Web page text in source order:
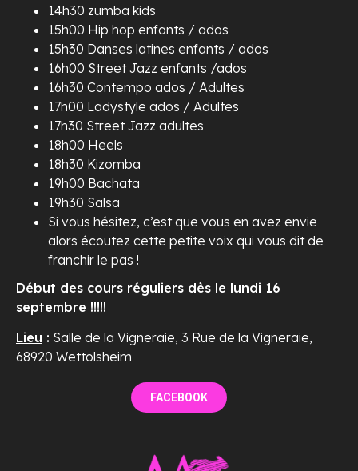
14h30 zumba kids
15h00 Hip hop enfants / ados
15h30 Danses latines enfants / ados
16h00 Street Jazz enfants /ados
16h30 Contempo ados / Adultes
17h00 Ladystyle ados / Adultes
17h30 Street Jazz adultes
18h00 Heels
18h30 Kizomba
19h00 Bachata
19h30 Salsa
Si vous hésitez, c’est que vous en avez envie
alors écoutez cette petite voix qui vous dit de
franchir le pas !
Début des cours réguliers dès le lundi 16
septembre !!!!!
Lieu : Salle de la Vigneraie, 3 Rue de la Vigneraie,
68920 Wettolsheim
FACEBOOK